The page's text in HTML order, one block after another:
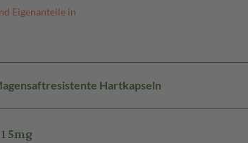
Eigenanteile in
Hartkapseln